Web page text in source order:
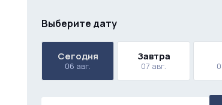
Выберите дату
Сегодня
06 авг.
Завтра
07 авг.